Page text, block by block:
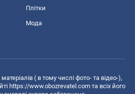
Плітки
Мода
( в тому числі фото- та відео-),
https://www.obozrevatel.com та всіх його